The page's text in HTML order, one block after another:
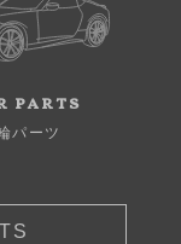
parts
パーツ